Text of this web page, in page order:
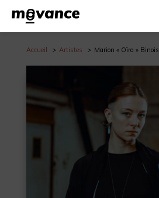
Accueil Artistes Marion « Oïra » Binois